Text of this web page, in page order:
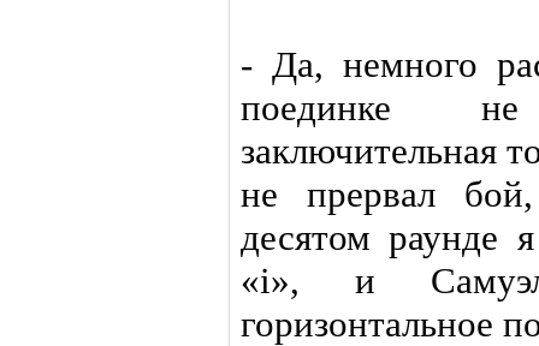
- Да, немного
поединке
заключительная
не прервал
десятом раунде
«i», и
горизонтальное